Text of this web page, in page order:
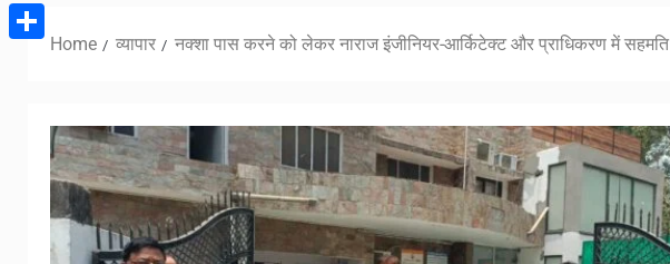
Home व्यापार नक्शा पास करने को लेकर नाराज इंजीनियर-आर्किटेक्ट और प्राधिकरण में सहमति
Copy
Share